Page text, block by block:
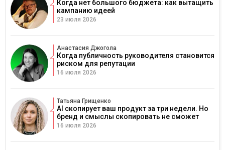
Когда нет большого бюджета: как вытащить
кампанию идеей
23 июля 2026
Анастасия Джогола
Когда публичность руководителя становится
риском для репутации
16 июля 2026
Татьяна Грищенко
AI скопирует ваш продукт за три недели. Но
бренд и смыслы скопировать не сможет
16 июля 2026